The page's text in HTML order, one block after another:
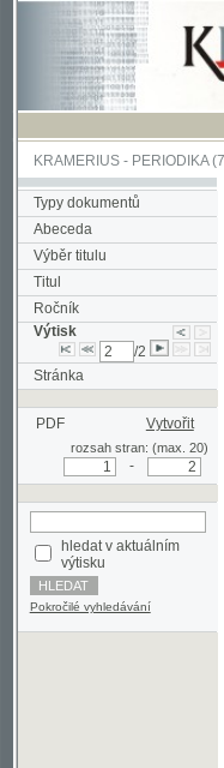
KRAMERIUS-PERIODIKA
Typy dokumentů
Abeceda
Výběr titulu
Titul
Ročník
Výtisk
/2
Stránka
PDF
rozsah stran: (max. 20)
výtisku
Pokročilé vyhledávání